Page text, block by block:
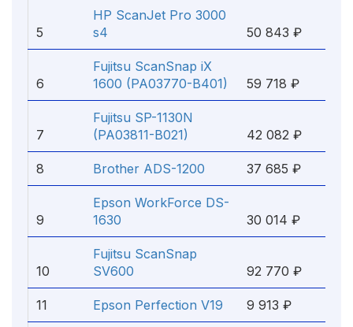
5
HP ScanJet Pro 3000
s4
50 843 ₽
6
Fujitsu ScanSnap iX
1600 (PA03770-B401)
59 718 ₽
7
Fujitsu SP-1130N
(PA03811-B021)
42 082 ₽
8 Brother ADS-1200 37 685 ₽
9
Epson WorkForce DS-
1630
30 014 ₽
10
Fujitsu ScanSnap
SV600
92 770 ₽
11 Epson Perfection V19 9 913 ₽